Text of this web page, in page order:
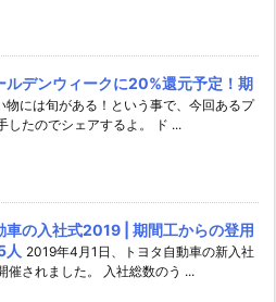
ルデンウィークに20%還元予定！期
物には旬がある！という事で、今回あるプ
したのでシェアするよ。 ド ...
車の入社式2019 | 期間工からの登用
人 2019年4月1日、トヨタ自動車の新入社
催されました。 入社総数のう ...